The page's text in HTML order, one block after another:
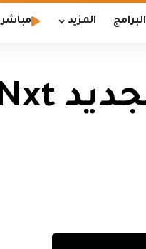
البرامج المزيد مباشر